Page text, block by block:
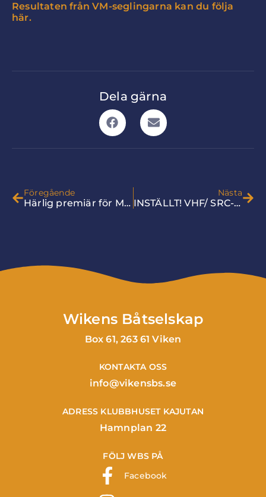
Resultaten från VM-seglingarna kan du följa
här.
Dela gärna
Föregående
Härlig premiär för Måndagsseglingarna!
Nästa
INSTÄLLT! VHF/ SRC-certifikat, introduktion 4-5 juli
Wikens Båtselskap
Box 61, 263 61 Viken
KONTAKTA OSS
info@vikensbs.se
ADRESS KLUBBHUSET KAJUTAN
Hamnplan 22
FÖLJ WBS PÅ
Facebook